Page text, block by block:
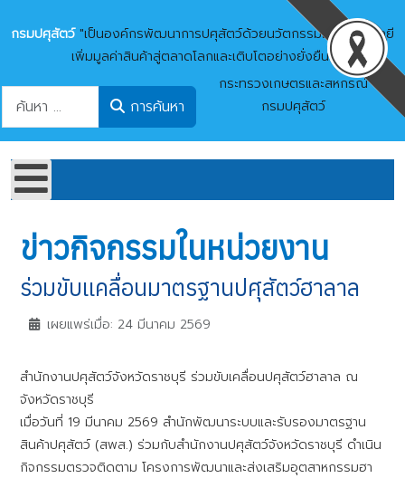
กรมปศุสัตว์"เป็นองค์กรพัฒนาการปศุสัตว์ด้วยนวัตกรรมและเทคโนโลยี
เพิ่มมูลค่าสินค้าสู่ตลาดโลกและเติบโตอย่างยั่งยืน"
การค้นหาการค้นหา
กระทรวงเกษตรและสหกรณ์
กรมปศุสัตว์
ข่าวกิจกรรมในหน่วยงาน
ร่วมขับเเคลื่อนมาตรฐานปศุสัตว์ฮาลาล
เผยแพร่เมื่อ: 24 มีนาคม 2569
สำนักงานปศุสัตว์จังหวัดราชบุรี ร่วมขับเคลื่อนปศุสัตว์ฮาลาล ณ
จังหวัดราชบุรี
เมื่อวันที่ 19 มีนาคม 2569 สำนักพัฒนาระบบและรับรองมาตรฐาน
สินค้าปศุสัตว์ (สพส.) ร่วมกับสำนักงานปศุสัตว์จังหวัดราชบุรี ดำเนิน
กิจกรรมตรวจติดตาม โครงการพัฒนาและส่งเสริมอุตสาหกรรมฮา